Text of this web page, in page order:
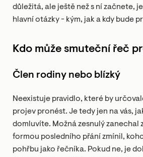
důležitá, ale ještě než s ní začnete,
hlavní otázky - kým, jak a kdy bude
Kdo může smuteční řeč
Člen rodiny nebo blízký
Neexistuje pravidlo, které by
projev pronést. Je tedy jen na vás,
domluvíte. Možná zesnulý zanechal
formou posledního přání zmínil,
pohřbu jako řečníka. Pokud ne, je